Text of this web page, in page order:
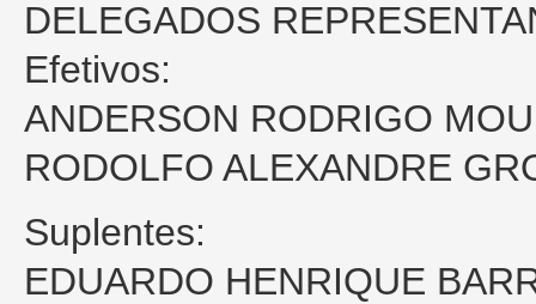
DELEGADOS
Efetivos:
ANDERSON RODRIGO
RODOLFO ALEXANDRE
Suplentes:
EDUARDO HENRIQUE